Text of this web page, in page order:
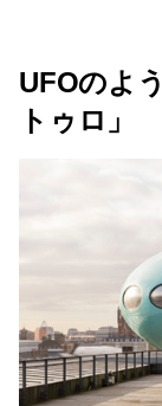
UFOのよ
トゥロ」